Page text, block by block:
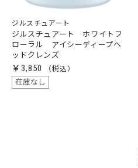
ジルスチュアート
ジルスチュアート ホワイトフ
ローラル アイシーディープヘ
ッドクレンズ
￥3,850
在庫なし